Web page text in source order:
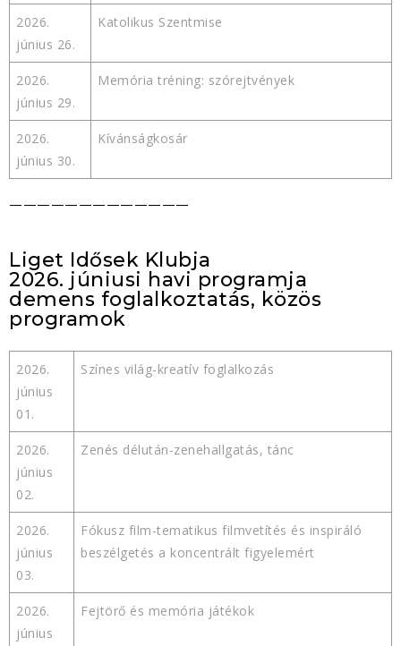
2026.
június 26.
Katolikus Szentmise
2026.
június 29.
Memória tréning: szórejtvények
2026.
június 30.
Kívánságkosár
—————————————
Liget Idősek Klubja
2026. júniusi havi programja
demens foglalkoztatás, közös
programok
2026.
június
01.
Színes világ-kreatív foglalkozás
2026.
június
02.
Zenés délután-zenehallgatás, tánc
2026.
június
03.
Fókusz film-tematikus filmvetítés és inspiráló
beszélgetés a koncentrált figyelemért
2026.
június
Fejtörő és memória játékok